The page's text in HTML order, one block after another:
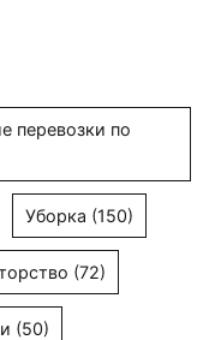
перевозки по
Уборка (150)
(72)
(50)